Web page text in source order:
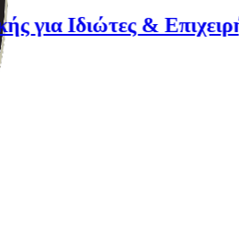
& Επιχειρήσεις